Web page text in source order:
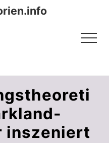
Menu
inszeniert